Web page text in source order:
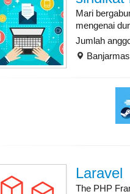
Mari
mengenai
Jumlah
Laravel
The PHP